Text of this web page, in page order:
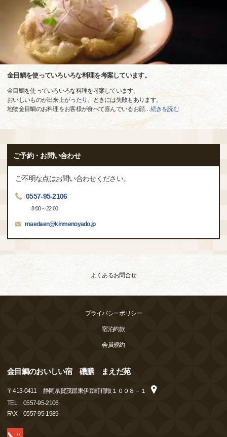
金目鯛を使っていろいろな料理を考案しています。
金目鯛を使っていろいろな料理を考案しています。
おいしいものが出来上がったり、ときには失敗もあります。
地物金目鯛のお料理をお客様が食べて喜んでいるお顔… 続きを読む
ご予約・お問い合わせ
ご不明な点はお問い合わせください。
0557-95-2106
8:00～22:00
maedaen@kinmenoyado.jp
よくあるお問合せ
プライバシーポリシー
宿泊約款
会員規約
金目鯛のおいしい宿 磯膳 まえだ苑
〒413-0411
静岡県賀茂郡東伊豆町稲取１００８－１
TEL
0557-95-2106
FAX
0557-95-1989